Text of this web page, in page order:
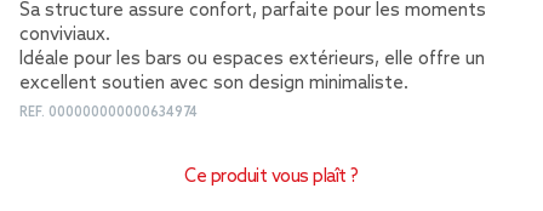
Sa structure assure confort, parfaite pour les moments
conviviaux.
Idéale pour les bars ou espaces extérieurs, elle offre un
excellent soutien avec son design minimaliste.
REF. 000000000000634974
Ce produit vous plaît ?